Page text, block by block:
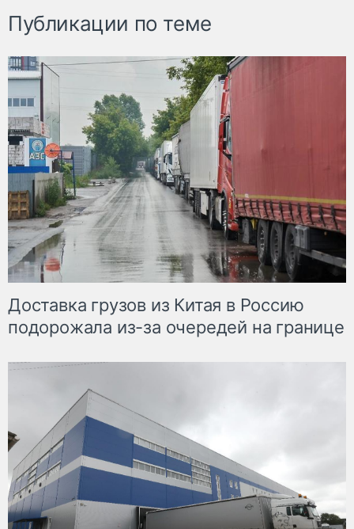
Публикации по теме
Доставка грузов из Китая в Россию
подорожала из-за очередей на границе